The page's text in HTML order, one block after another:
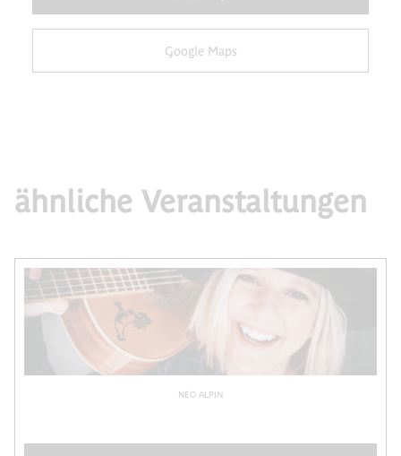
Google Maps
ähnliche Veranstaltungen
NEO ALPIN